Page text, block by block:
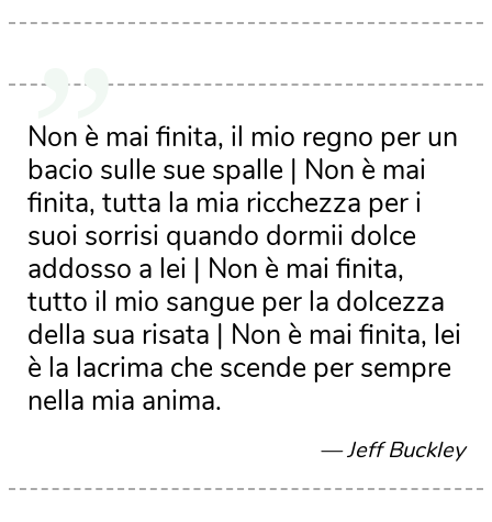
Non è mai finita, il mio regno per un
bacio sulle sue spalle | Non è mai
finita, tutta la mia ricchezza per i
suoi sorrisi quando dormii dolce
addosso a lei | Non è mai finita,
tutto il mio sangue per la dolcezza
della sua risata | Non è mai finita, lei
è la lacrima che scende per sempre
nella mia anima.
Jeff Buckley